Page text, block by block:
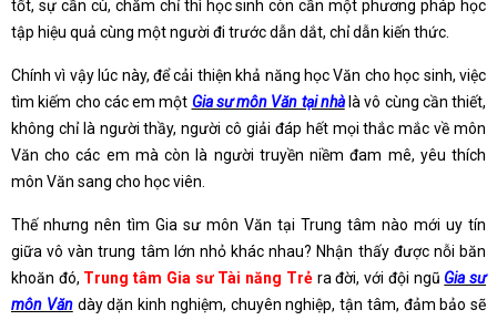
tốt, sự cần cù, chăm chỉ thì học sinh còn cần một phương pháp học
tập hiệu quả cùng một người đi trước dẫn dắt, chỉ dẫn kiến thức.
Chính vì vậy lúc này, để cải thiện khả năng học Văn cho học sinh, việc
tìm kiếm cho các em một Gia sư môn Văn tại nhàlà vô cùng cần thiết,
không chỉ là người thầy, người cô giải đáp hết mọi thắc mắc về môn
Văn cho các em mà còn là người truyền niềm đam mê, yêu thích
môn Văn sang cho học viên.
Thế nhưng nên tìm Gia sư môn Văn tại Trung tâm nào mới uy tín
giữa vô vàn trung tâm lớn nhỏ khác nhau? Nhận thấy được nỗi băn
khoăn đó, Trung tâm Gia sư Tài năng Trẻra đời, với đội ngũ Gia sư
môn Văndày dặn kinh nghiệm, chuyên nghiệp, tận tâm, đảm bảo sẽ